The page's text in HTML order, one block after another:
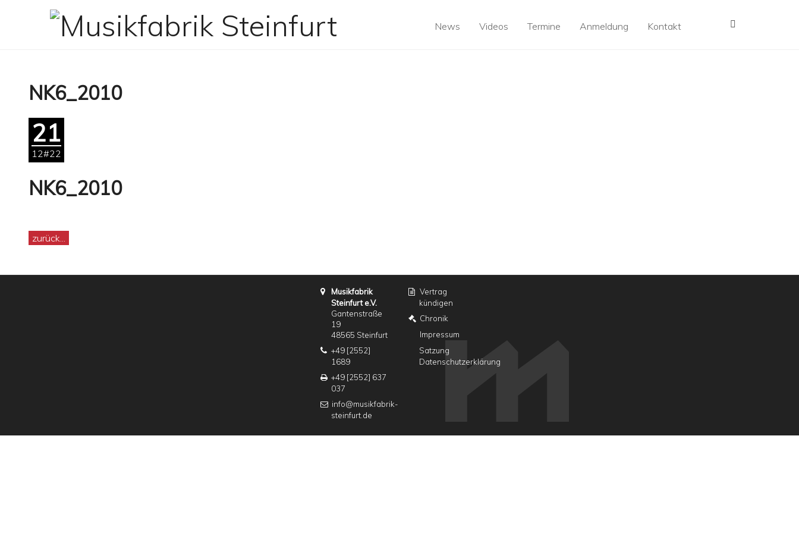
News Videos Termine Anmeldung Kontakt
NK6_2010
21
12#22
NK6_2010
zurück...
Musikfabrik
Steinfurt e.V.
Gantenstraße
19
48565 Steinfurt
+49 [2552]
1689
+49 [2552] 637
037
info@musikfabrik-
steinfurt.de
Vertrag
kündigen
Chronik
Impressum
Satzung
Datenschutzerklärung